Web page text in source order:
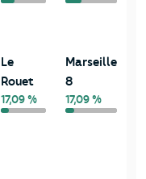
Le
Rouet
17,09 %
Marseille
8
17,09 %